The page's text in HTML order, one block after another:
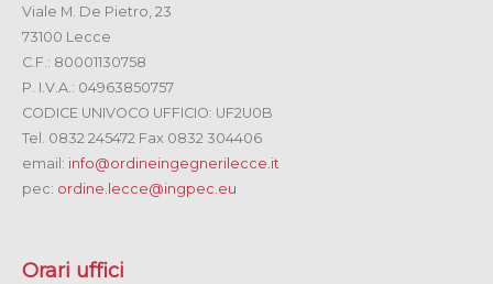
Viale M. De Pietro, 23
73100 Lecce
C.F.: 80001130758
P. I.V.A.: 04963850757
CODICE UNIVOCO UFFICIO: UF2U0B
Tel. 0832 245472 Fax 0832 304406
email: info@ordineingegnerilecce.it
pec: ordine.lecce@ingpec.eu
Orari uffici